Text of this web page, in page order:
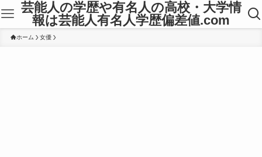
芸能人の学歴や有名人の高校・大学情
報は芸能人有名人学歴偏差値.com
ホーム 女優